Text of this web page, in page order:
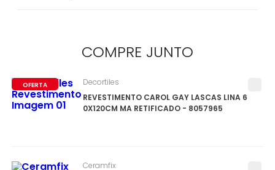
COMPRE JUNTO
OFERTA
REVESTIMENTO CAROL GAY LASCAS LINA 6
0X120CM MA RETIFICADO - 8057965
Decortiles
Ceramfix